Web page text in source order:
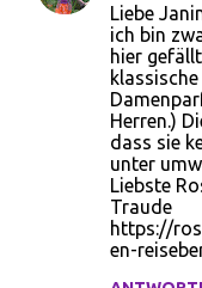
Liebe
ich bin
hier
Herren.)
dass sie
unter
Liebste
Traude
https://
en-